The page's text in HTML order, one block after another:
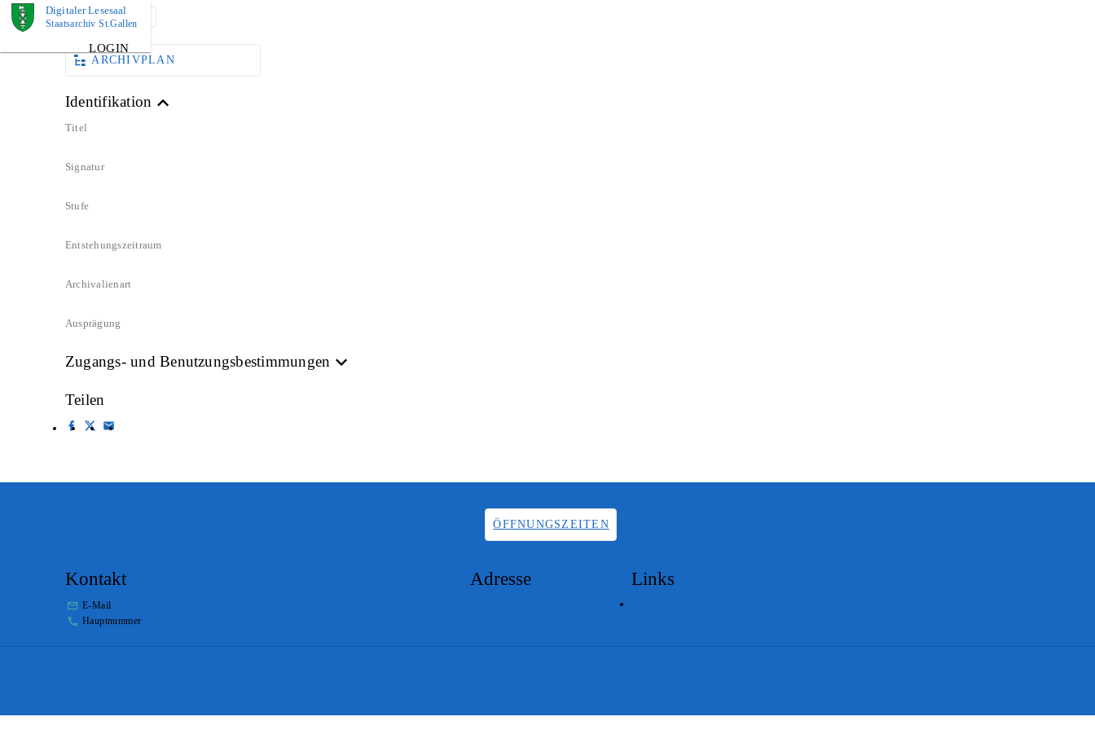
Digitaler Lesesaal
Staatsarchiv St.Gallen
LOGIN
DOKUMENT
ARCHIVPLAN
Identifikation
Titel
Signatur
Stufe
Entstehungszeitraum
Archivalienart
Ausprägung
Zugangs- und Benutzungsbestimmungen
Teilen
ÖFFNUNGSZEITEN
Kontakt
E-Mail
Hauptnummer
Adresse Links